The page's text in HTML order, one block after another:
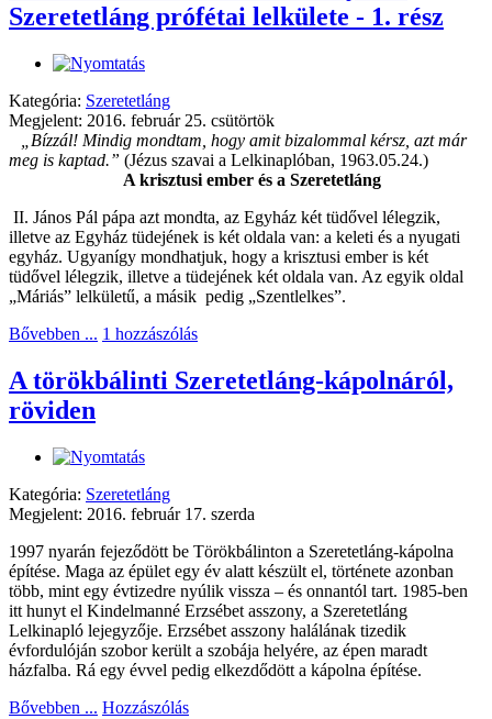
Szeretetláng prófétai lelkülete - 1. rész
Kategória: Szeretetláng
Megjelent: 2016. február 25. csütörtök
„Bízzál! Mindig mondtam, hogy amit bizalommal kérsz, azt már
meg is kaptad.” (Jézus szavai a Lelkinaplóban, 1963.05.24.)
A krisztusi ember és a Szeretetláng
II. János Pál pápa azt mondta, az Egyház két tüdővel lélegzik,
illetve az Egyház tüdejének is két oldala van: a keleti és a nyugati
egyház. Ugyanígy mondhatjuk, hogy a krisztusi ember is két
tüdővel lélegzik, illetve a tüdejének két oldala van. Az egyik oldal
„Máriás” lelkületű, a másik pedig „Szentlelkes”.
Bővebben ... 1 hozzászólás
A törökbálinti Szeretetláng-kápolnáról,
röviden
Kategória: Szeretetláng
Megjelent: 2016. február 17. szerda
1997 nyarán fejeződött be Törökbálinton a Szeretetláng-kápolna
építése. Maga az épület egy év alatt készült el, története azonban
több, mint egy évtizedre nyúlik vissza – és onnantól tart. 1985-ben
itt hunyt el Kindelmanné Erzsébet asszony, a Szeretetláng
Lelkinapló lejegyzője. Erzsébet asszony halálának tizedik
évfordulóján szobor került a szobája helyére, az épen maradt
házfalba. Rá egy évvel pedig elkezdődött a kápolna építése.
Bővebben ... Hozzászólás